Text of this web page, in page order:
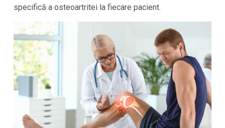
specifică a osteoartritei la fiecare pacient.